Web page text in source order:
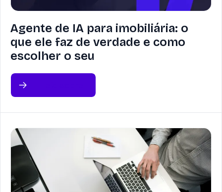
Agente de IA para imobiliária: o
que ele faz de verdade e como
escolher o seu